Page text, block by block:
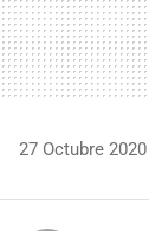
27 Octubre 2020